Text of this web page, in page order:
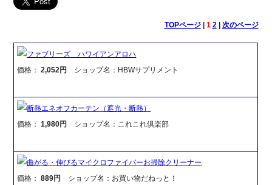
TOPページ| 1 2| 次のページ
ファブリーズ ハワイアンアロハ
価格：2,052円 ショップ名：HBWサプリメント
断熱エネオフカーテン（遮光・断熱）
価格：1,980円 ショップ名：これこれ倶楽部
曲がる・伸びるマイクロファイバーお掃除クリーナー
価格：889円
ショップ名：お買い物だねっと！